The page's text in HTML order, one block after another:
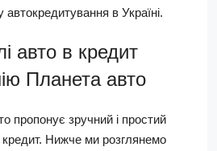
в Україні.
авто в кредит
Планета авто
пропонує зручний і простий
кредит. Нижче ми розглянемо